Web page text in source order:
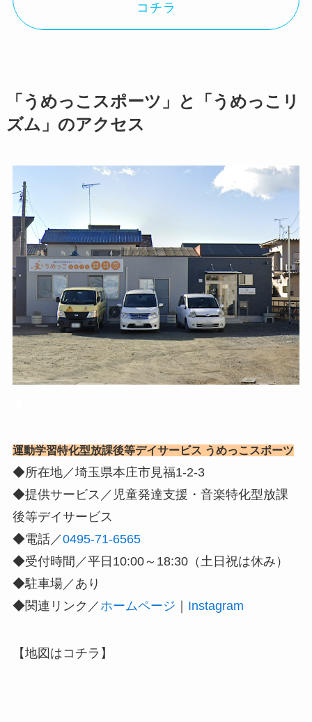
コチラ
「うめっこスポーツ」と「うめっこリ
ズム」のアクセス
運動学習特化型放課後等デイサービス うめっこスポーツ
◆所在地／埼玉県本庄市見福1-2-3
◆提供サービス／児童発達支援・音楽特化型放課
後等デイサービス
◆電話／0495-71-6565
◆受付時間／平日10:00～18:30（土日祝は休み）
◆駐車場／あり
◆関連リンク／ ホームページ ｜ Instagram
【地図はコチラ】